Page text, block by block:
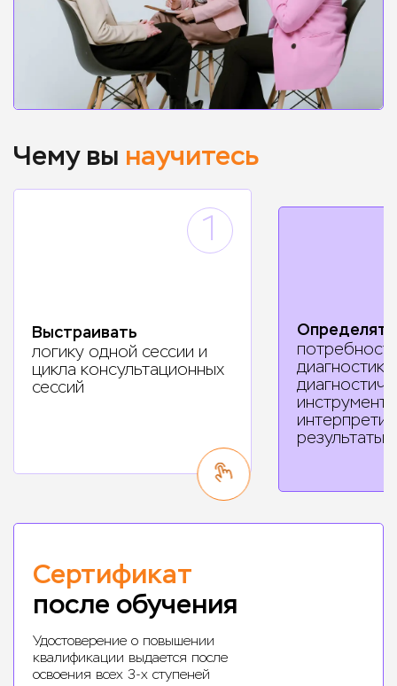
Чему вы научитесь
1
Выстраивать
логику одной сессии и
цикла консультационных
сессий
Определять
результаты
Сертификат
после обучения
Удостоверение о повышении
квалификации выдается после
освоения всех 3-х ступеней